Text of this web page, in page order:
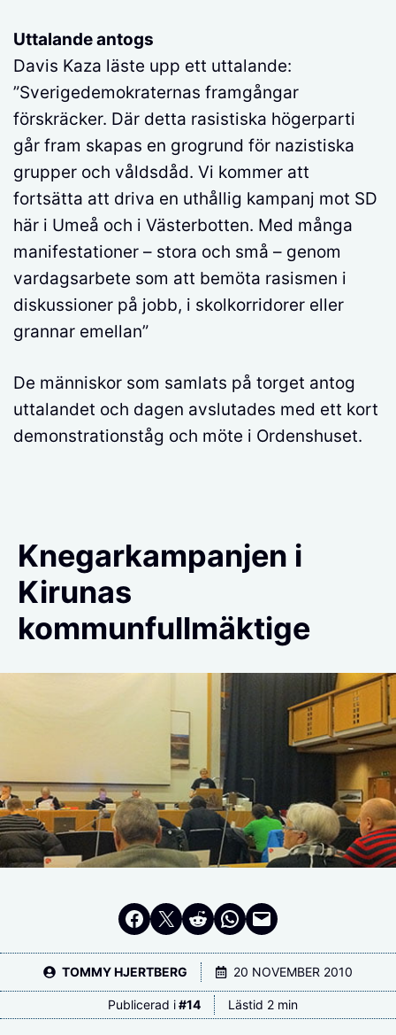
Uttalande antogs
Davis Kaza läste upp ett uttalande:
”Sverigedemokraternas framgångar
förskräcker. Där detta rasistiska högerparti
går fram skapas en grogrund för nazistiska
grupper och våldsdåd. Vi kommer att
fortsätta att driva en uthållig kampanj mot SD
här i Umeå och i Västerbotten. Med många
manifestationer – stora och små – genom
vardagsarbete som att bemöta rasismen i
diskussioner på jobb, i skolkorridorer eller
grannar emellan”
De människor som samlats på torget antog
uttalandet och dagen avslutades med ett kort
demonstrationståg och möte i Ordenshuset.
Knegarkampanjen i
Kirunas
kommunfullmäktige
Dela på Facebook
Dela på Twitter
Dela på RedditDela i WhatsApp
Maila en länk
TOMMY HJERTBERG 20 NOVEMBER 2010
Publicerad i #14 Lästid 2 min